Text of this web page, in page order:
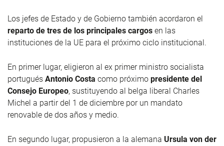
Los jefes de Estado y de Gobierno también acordaron el
reparto de tres de los principales cargos en las
instituciones de la UE para el próximo ciclo institucional.
En primer lugar, eligieron al ex primer ministro socialista
portugués Antonio Costa como próximo presidente del
Consejo Europeo, sustituyendo al belga liberal Charles
Michel a partir del 1 de diciembre por un mandato
renovable de dos años y medio.
En segundo lugar, propusieron a la alemana Ursula von der